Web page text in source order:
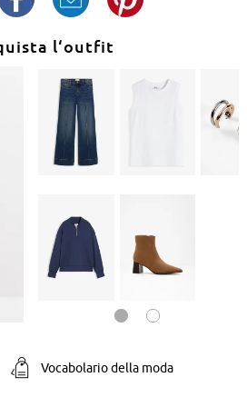
l‘outfit
Vocabolario della moda